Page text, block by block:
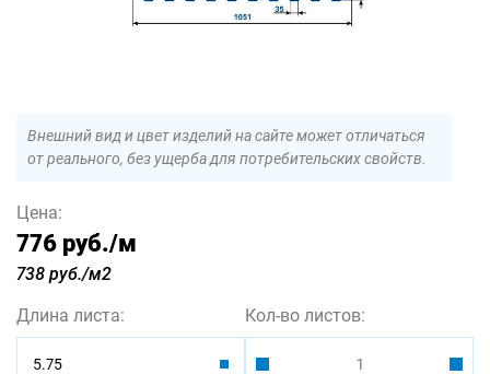
Внешний вид и цвет изделий на сайте может отличаться
от реального, без ущерба для потребительских свойств.
Цена:
776 руб./м
738 руб./м2
Длина листа:
5.75
Кол-во листов: